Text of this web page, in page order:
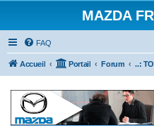
MAZDA
FAQ
Accueil Portail Forum